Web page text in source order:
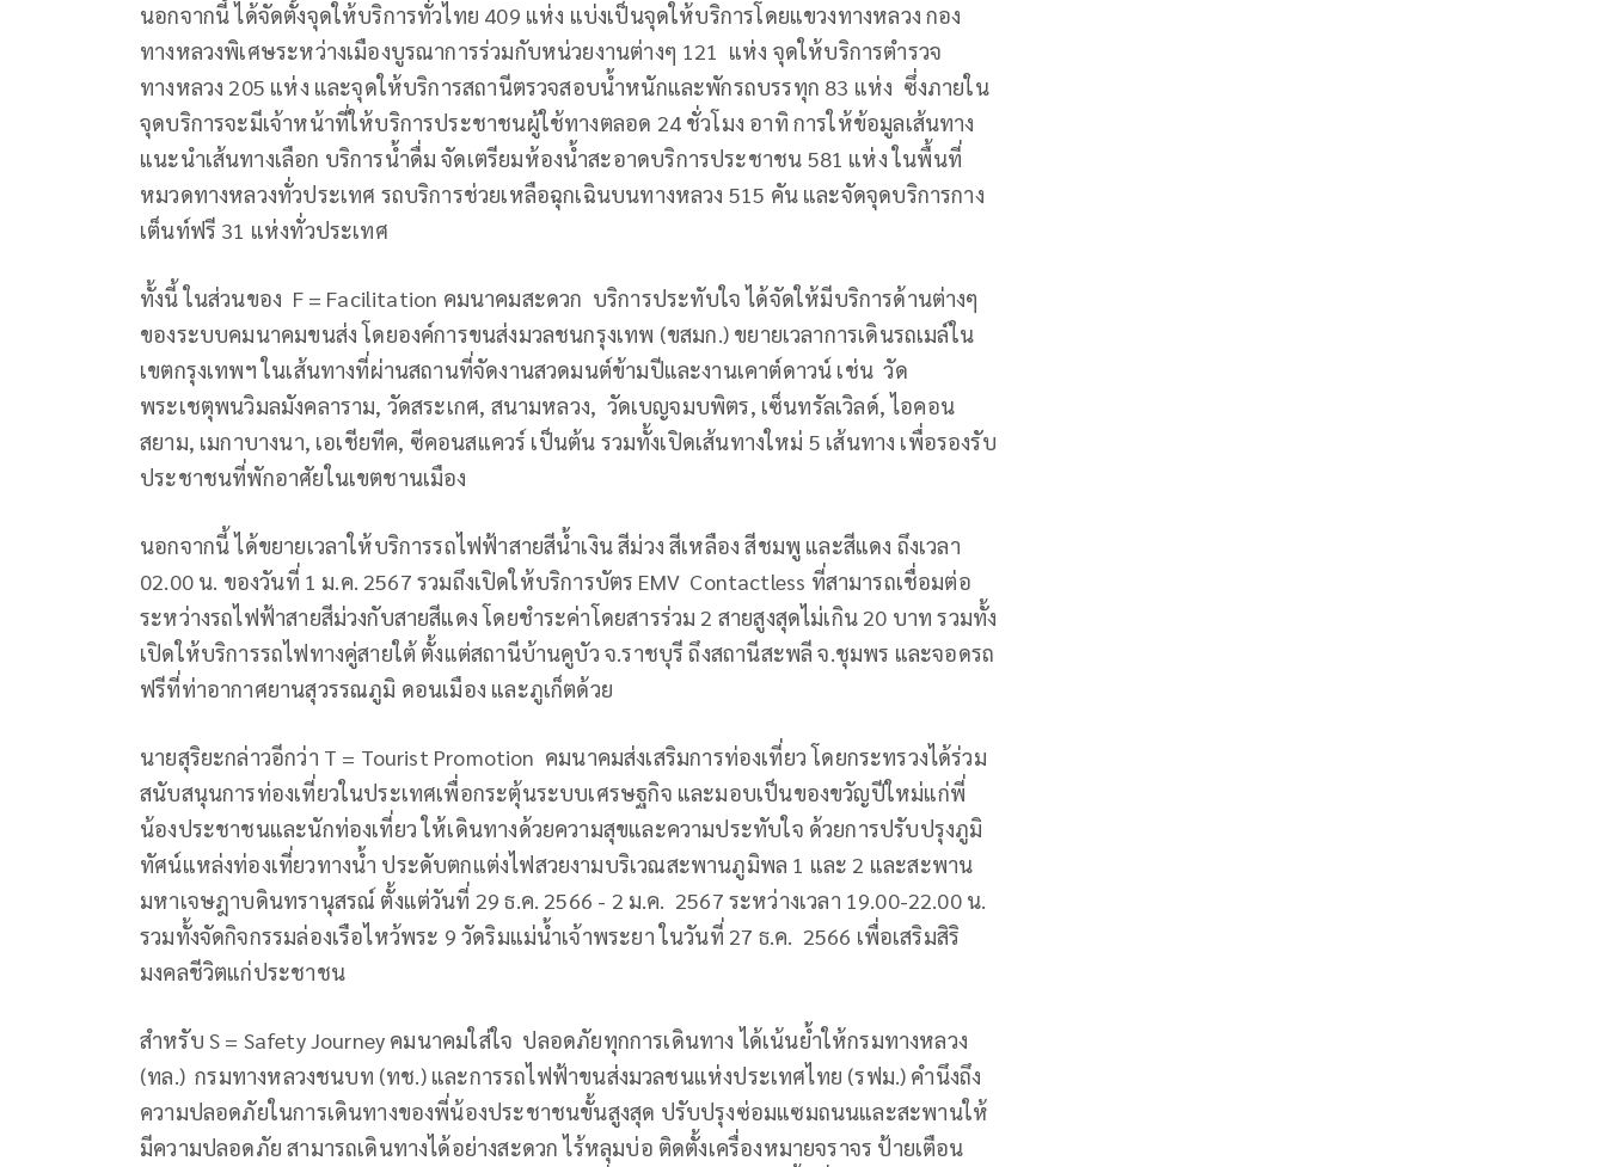
นอกจากนี้ ได้จัดตั้งจุดให้บริการทั่วไทย 409 แห่ง แบ่งเป็นจุดให้บริการโดยแขวงทางหลวง กอง
ทางหลวงพิเศษระหว่างเมืองบูรณาการร่วมกับหน่วยงานต่างๆ 121 แห่ง จุดให้บริการตำรวจ
ทางหลวง 205 แห่ง และจุดให้บริการสถานีตรวจสอบน้ำหนักและพักรถบรรทุก 83 แห่ง ซึ่งภายใน
จุดบริการจะมีเจ้าหน้าที่ให้บริการประชาชนผู้ใช้ทางตลอด 24 ชั่วโมง อาทิ การให้ข้อมูลเส้นทาง
แนะนำเส้นทางเลือก บริการน้ำดื่ม จัดเตรียมห้องน้ำสะอาดบริการประชาชน 581 แห่ง ในพื้นที่
หมวดทางหลวงทั่วประเทศ รถบริการช่วยเหลือฉุกเฉินบนทางหลวง 515 คัน และจัดจุดบริการกาง
เต็นท์ฟรี 31 แห่งทั่วประเทศ
ทั้งนี้ ในส่วนของ F = Facilitation คมนาคมสะดวก บริการประทับใจ ได้จัดให้มีบริการด้านต่างๆ
ของระบบคมนาคมขนส่ง โดยองค์การขนส่งมวลชนกรุงเทพ (ขสมก.) ขยายเวลาการเดินรถเมล์ใน
เขตกรุงเทพฯ ในเส้นทางที่ผ่านสถานที่จัดงานสวดมนต์ข้ามปีและงานเคาต์ดาวน์ เช่น วัด
พระเชตุพนวิมลมังคลาราม, วัดสระเกศ, สนามหลวง, วัดเบญจมบพิตร, เซ็นทรัลเวิลด์, ไอคอน
สยาม, เมกาบางนา, เอเชียทีค, ซีคอนสแควร์ เป็นต้น รวมทั้งเปิดเส้นทางใหม่ 5 เส้นทาง เพื่อรองรับ
ประชาชนที่พักอาศัยในเขตชานเมือง
นอกจากนี้ ได้ขยายเวลาให้บริการรถไฟฟ้าสายสีน้ำเงิน สีม่วง สีเหลือง สีชมพู และสีแดง ถึงเวลา
02.00 น. ของวันที่ 1 ม.ค. 2567 รวมถึงเปิดให้บริการบัตร EMV Contactless ที่สามารถเชื่อมต่อ
ระหว่างรถไฟฟ้าสายสีม่วงกับสายสีแดง โดยชำระค่าโดยสารร่วม 2 สายสูงสุดไม่เกิน 20 บาท รวมทั้ง
เปิดให้บริการรถไฟทางคู่สายใต้ ตั้งแต่สถานีบ้านคูบัว จ.ราชบุรี ถึงสถานีสะพลี จ.ชุมพร และจอดรถ
ฟรีที่ท่าอากาศยานสุวรรณภูมิ ดอนเมือง และภูเก็ตด้วย
นายสุริยะกล่าวอีกว่า T = Tourist Promotion คมนาคมส่งเสริมการท่องเที่ยว โดยกระทรวงได้ร่วม
สนับสนุนการท่องเที่ยวในประเทศเพื่อกระตุ้นระบบเศรษฐกิจ และมอบเป็นของขวัญปีใหม่แก่พี่
น้องประชาชนและนักท่องเที่ยว ให้เดินทางด้วยความสุขและความประทับใจ ด้วยการปรับปรุงภูมิ
ทัศน์แหล่งท่องเที่ยวทางน้ำ ประดับตกแต่งไฟสวยงามบริเวณสะพานภูมิพล 1 และ 2 และสะพาน
มหาเจษฎาบดินทรานุสรณ์ ตั้งแต่วันที่ 29 ธ.ค. 2566 - 2 ม.ค. 2567 ระหว่างเวลา 19.00-22.00 น.
รวมทั้งจัดกิจกรรมล่องเรือไหว้พระ 9 วัดริมแม่น้ำเจ้าพระยา ในวันที่ 27 ธ.ค. 2566 เพื่อเสริมสิริ
มงคลชีวิตแก่ประชาชน
สำหรับ S = Safety Journey คมนาคมใส่ใจ ปลอดภัยทุกการเดินทาง ได้เน้นย้ำให้กรมทางหลวง
(ทล.) กรมทางหลวงชนบท (ทช.) และการรถไฟฟ้าขนส่งมวลชนแห่งประเทศไทย (รฟม.) คำนึงถึง
ความปลอดภัยในการเดินทางของพี่น้องประชาชนขั้นสูงสุด ปรับปรุงซ่อมแซมถนนและสะพานให้
มีความปลอดภัย สามารถเดินทางได้อย่างสะดวก ไร้หลุมบ่อ ติดตั้งเครื่องหมายจราจร ป้ายเตือน